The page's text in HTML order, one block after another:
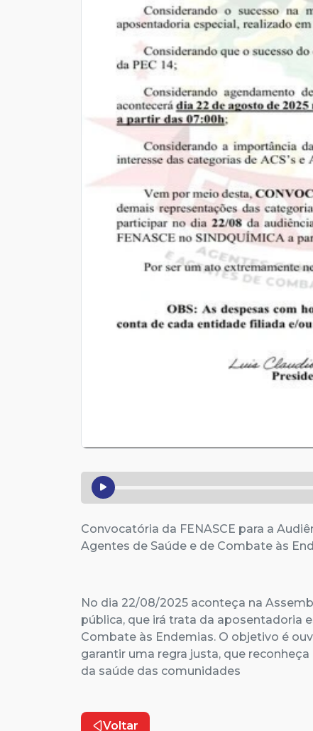
Convocatória da FENASCE para a
Agentes de Saúde e de Combate às
No dia 22/08/2025 aconteça na
pública, que irá trata da aposentadoria
Combate às Endemias. O objetivo é
garantir uma regra justa, que
da saúde das comunidades
Voltar